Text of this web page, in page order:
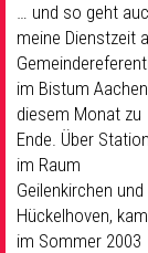
Gottesdienste &
Sakramente &
Gemeinschaft &
Musik& Kultur
Seelsorge &
… und so geht
meine Dienstzeit
im Bistum
diesem Monat zu
Ende. Über
im Raum
Geilenkirchen und
Hückelhoven,
im Sommer 2003